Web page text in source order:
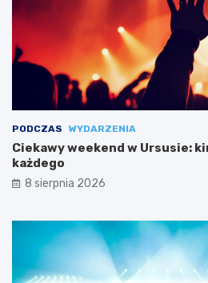
PODCZAS WYDARZENIA
Ciekawy weekend w Ursusie:
każdego
8 sierpnia 2026